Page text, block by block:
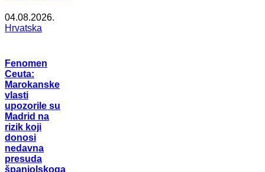
04.08.2026.
Hrvatska
Fenomen
Ceuta:
Marokanske
vlasti
upozorile su
Madrid na
rizik koji
donosi
nedavna
presuda
španjolskoga